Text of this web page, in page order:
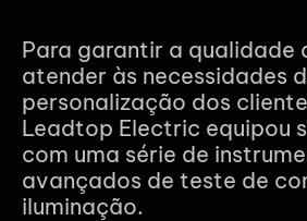
Para garantir a qualidade
atender às necessidades
personalização dos
Leadtop Electric equipou
com uma série de
avançados de teste de
iluminação.